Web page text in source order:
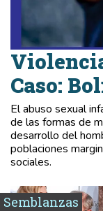
Caso:
El abuso sexual
de las formas de
desarrollo del
poblaciones
sociales.
Semblanzas